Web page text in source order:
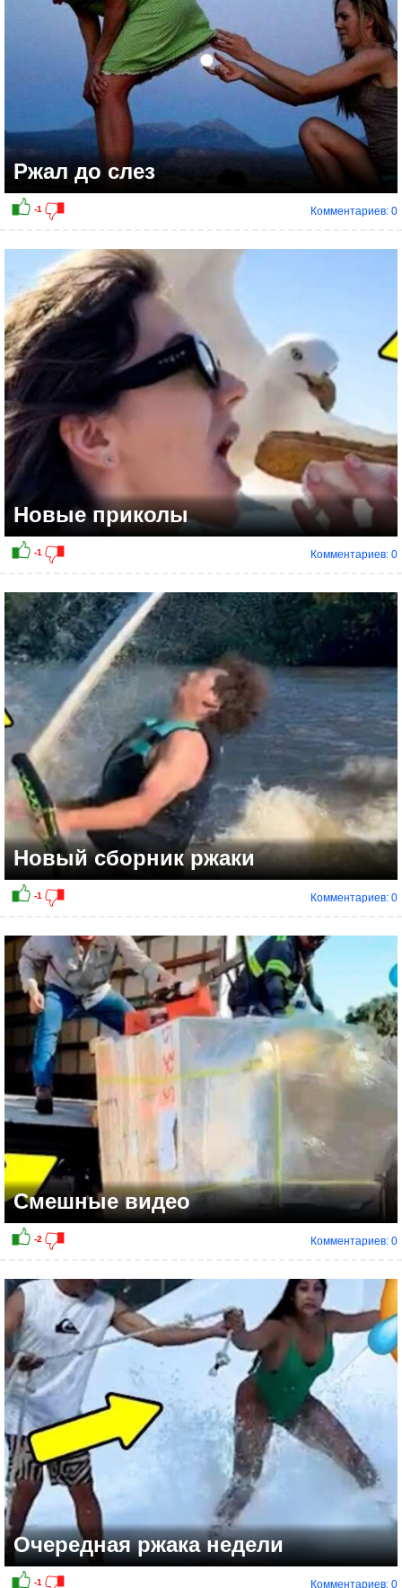
0
0
Ржал до слез
Комментариев: 0
Новые приколы
Комментариев: 0
Новый сборник ржаки
Комментариев: 0
Смешные видео
Комментариев: 0
Очередная ржака недели
Комментариев: 0